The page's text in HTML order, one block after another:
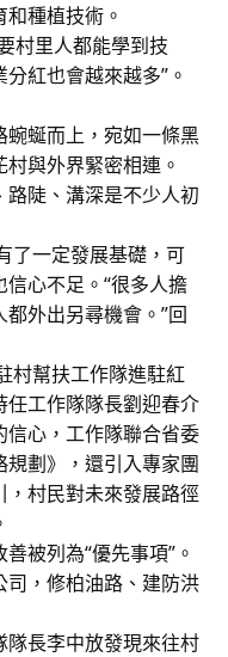
種植技術。
村里人都能學到技
紅也會越來越多”。
蜿蜒而上，宛如一條黑
與外界緊密相連。
陡、溝深是不少人初
了一定發展基礎，可
心不足。“很多人擔
外出另尋機會。”回
村幫扶工作隊進駐紅
工作隊隊長劉迎春介
心，工作隊聯合省委
劃》，還引入專家團
，村民對未來發展路徑
被列為“優先事項”。
，修柏油路、建防洪
隊長李中放發現來往村